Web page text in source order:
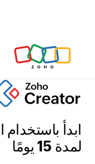
ابدأ
لمدة 15 يومًا